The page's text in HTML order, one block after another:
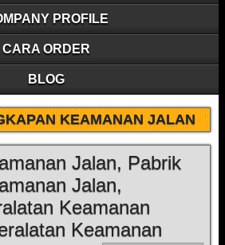
PROFILE
CARA ORDER
BLOG
KEAMANAN JALAN
Jalan, Pabrik
Jalan,
Keamanan
Keamanan